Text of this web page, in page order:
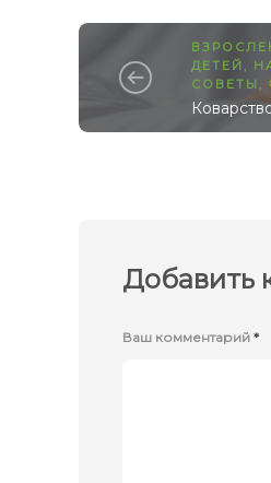
ДЕТЕЙ
СОВЕТЫ
,
Добавить
Ваш комментарий *